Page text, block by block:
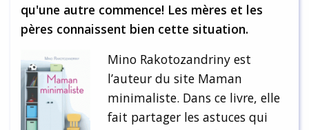
qu'une autre commence! Les mères et les
pères connaissent bien cette situation.
Mino Rakotozandriny est
l’auteur du site Maman
minimaliste. Dans ce livre, elle
fait partager les astuces qui